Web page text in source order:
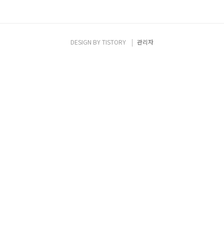
DESIGN BYTISTORY 관리자